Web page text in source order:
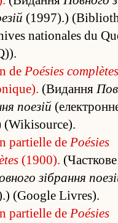
(1997).)
nationales du
de Poésies complètes
(Ви­да­ння
поезій
(Wikisource).
partielle de Poésies
(1900).
зі­бра­ння
(Google Livres).
partielle de Poésies